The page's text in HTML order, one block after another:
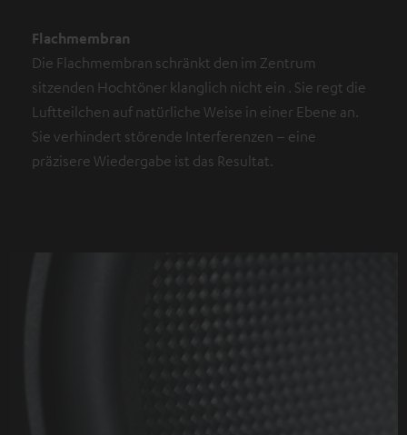
Flachmembran
Die Flachmembran schränkt den im Zentrum
sitzenden Hochtöner klanglich nicht ein . Sie regt die
Luftteilchen auf natürliche Weise in einer Ebene an.
Sie verhindert störende Interferenzen – eine
präzisere Wiedergabe ist das Resultat.